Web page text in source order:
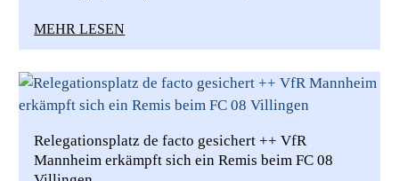
MEHR LESEN
Relegationsplatz de facto gesichert ++ VfR
Mannheim erkämpft sich ein Remis beim FC 08